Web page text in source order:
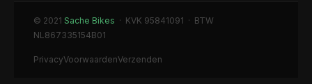
© 2021 Sache Bikes · KVK 95841091 · BTW
NL867335154B01
PrivacyVoorwaardenVerzenden